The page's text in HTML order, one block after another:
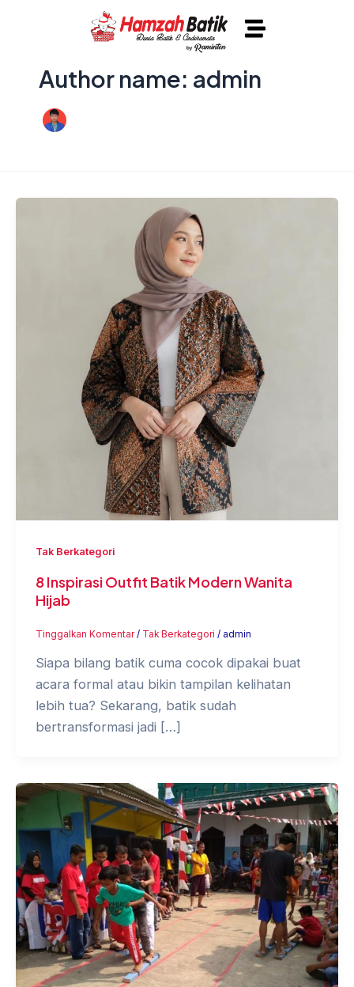
Author name: admin
Tak Berkategori
8 Inspirasi Outfit Batik Modern Wanita
Hijab
Tinggalkan Komentar / Tak Berkategori / admin
Siapa bilang batik cuma cocok dipakai buat
acara formal atau bikin tampilan kelihatan
lebih tua? Sekarang, batik sudah
bertransformasi jadi […]